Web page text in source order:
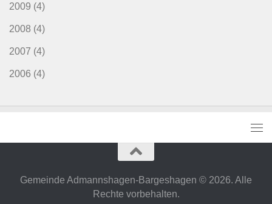
2009 (4)
2008 (4)
2007 (4)
2006 (4)
Gemeinde Admannshagen-Bargeshagen © 2026. Alle
Rechte vorbehalten.